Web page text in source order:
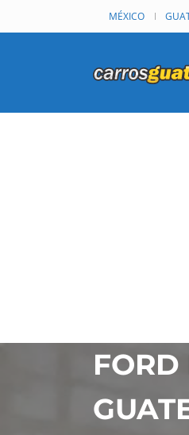
MÉXICO